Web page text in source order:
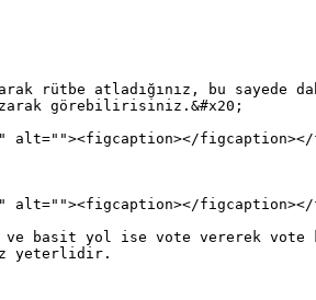
rütbe atladığınız, bu
görebilirisiniz.&#x20;
alt=""><figcaption></
alt=""><figcaption></
ve basit yol ise vote vererek vote